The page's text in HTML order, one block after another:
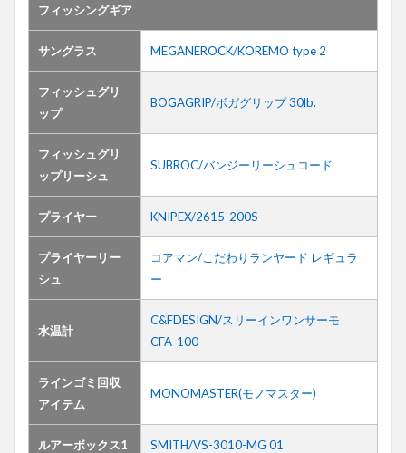
フィッシングギア
サングラス MEGANEROCK/KOREMO type 2
フィッシュグリ
ップ
BOGAGRIP/ボガグリップ 30lb.
フィッシュグリ
ップリーシュ
SUBROC/バンジーリーシュコード
プライヤー KNIPEX/2615-200S
プライヤーリー
シュ
コアマン/こだわりランヤード レギュラ
ー
水温計
C&FDESIGN/スリーインワンサーモ
CFA-100
ラインゴミ回収
アイテム
MONOMASTER(モノマスター)
ルアーボックス1 SMITH/VS-3010-MG 01